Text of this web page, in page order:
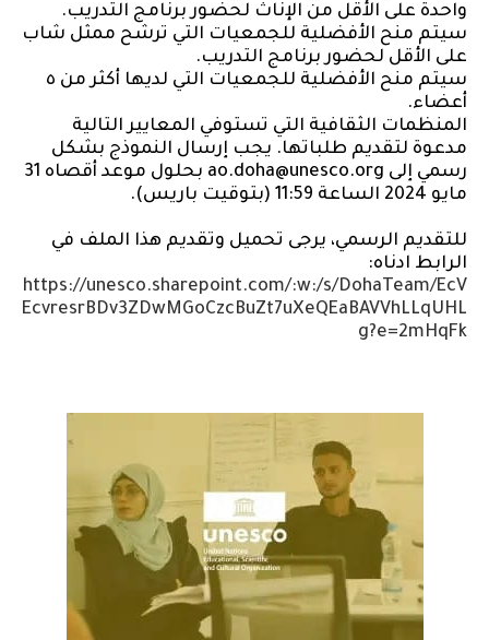
واحدة على الأقل من الإناث لحضور برنامج التدريب.
سيتم منح الأفضلية للجمعيات التي ترشح ممثل شاب
على الأقل لحضور برنامج التدريب.
سيتم منح الأفضلية للجمعيات التي لديها أكثر من ٥
أعضاء.
المنظمات الثقافية التي تستوفي المعايير التالية
مدعوة لتقديم طلباتها. يجب إرسال النموذج بشكل
رسمي إلى ao.doha@unesco.org بحلول موعد أقصاه 31
مايو 2024 الساعة 11:59 (بتوقيت باريس).
للتقديم الرسمي، يرجى تحميل وتقديم هذا الملف في
الرابط ادناه:
https://unesco.sharepoint.com/:w:/s/DohaTeam/EcV
EcvresrBDv3ZDwMGoCzcBuZt7uXeQEaBAVVhLLqUHL
g?e=2mHqFk